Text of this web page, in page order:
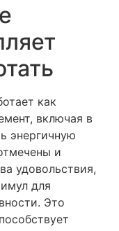
как
включая в
энергичную
и
удовольствия,
для
Это